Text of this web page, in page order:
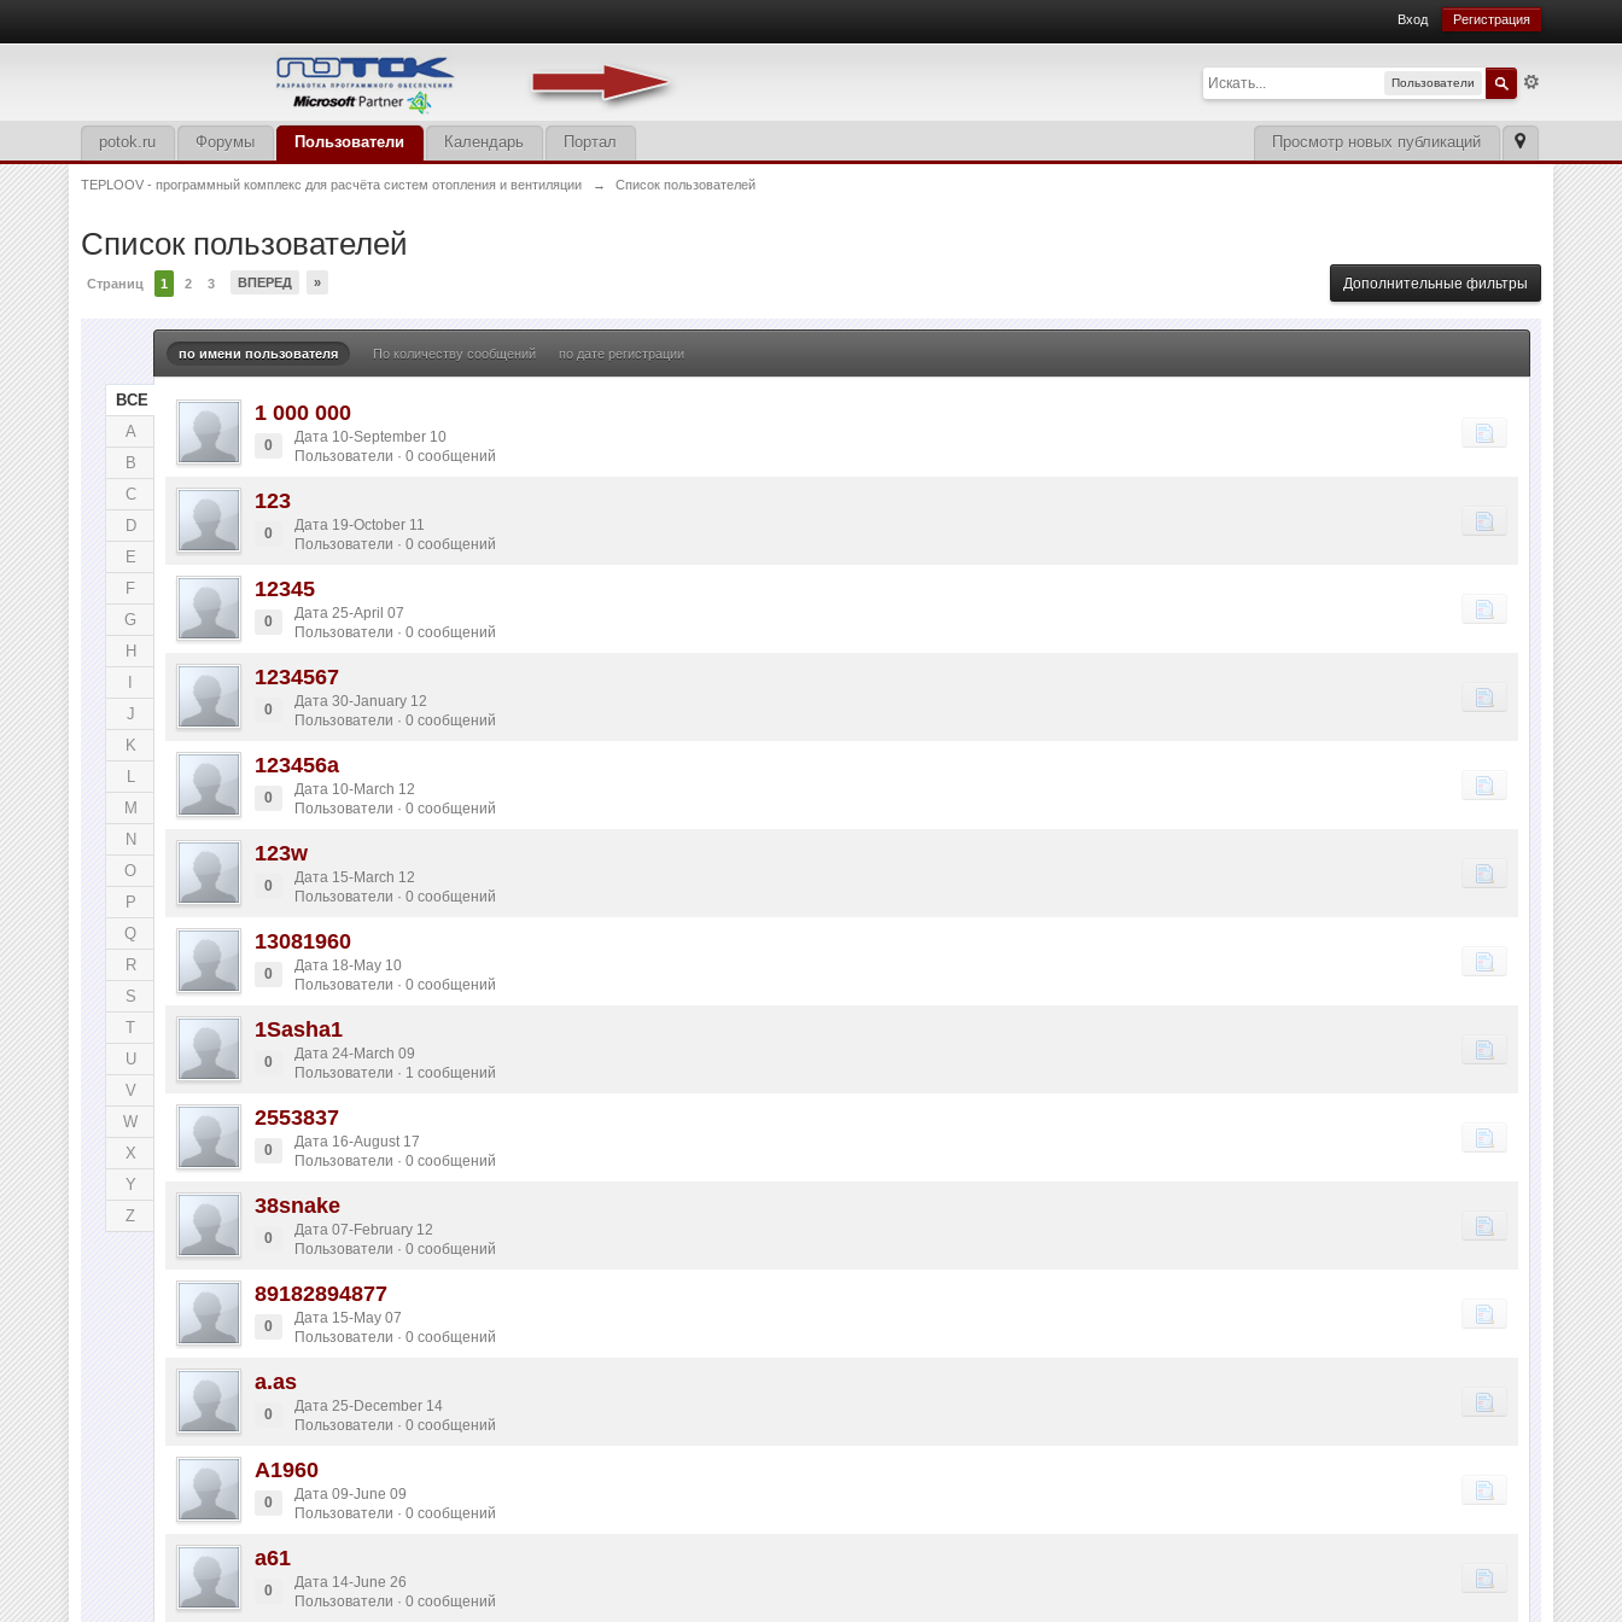
Вход Регистрация
Пользователи
Просмотр новых публикаций
potok.ru Форумы Пользователи Календарь Портал
TEPLOOV - программный комплекс для расчёта систем отопления и вентиляции → Список пользователей
Список пользователей
Страниц 1 2 3 ВПЕРЕД » Дополнительные фильтры
ВСЕ
A
B
C
D
E
F
G
H
J
K
L
M
N
O
P
Q
R
S
T
U
V
W
X
Y
Z
по имени пользователя По количеству сообщений по дате регистрации
1 000 000
0
Дата 10-September 10
Пользователи · 0 сообщений
123
0
Дата 19-October 11
Пользователи · 0 сообщений
12345
0
Дата 25-April 07
Пользователи · 0 сообщений
1234567
0
Дата 30-January 12
Пользователи · 0 сообщений
123456a
0
Дата 10-March 12
Пользователи · 0 сообщений
123w
0
Дата 15-March 12
Пользователи · 0 сообщений
13081960
0
Дата 18-May 10
Пользователи · 0 сообщений
1Sasha1
0
Дата 24-March 09
Пользователи · 1 сообщений
2553837
0
Дата 16-August 17
Пользователи · 0 сообщений
38snake
0
Дата 07-February 12
Пользователи · 0 сообщений
89182894877
0
Дата 15-May 07
Пользователи · 0 сообщений
a.as
0
Дата 25-December 14
Пользователи · 0 сообщений
A1960
0
Дата 09-June 09
Пользователи · 0 сообщений
a61
0
Дата 14-June 26
Пользователи · 0 сообщений